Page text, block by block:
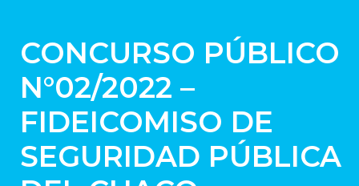
CONCURSO PÚBLICO
N°02/2022 –
FIDEICOMISO DE
SEGURIDAD PÚBLICA